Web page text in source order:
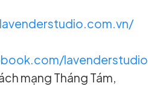
mạng Tháng Tám,